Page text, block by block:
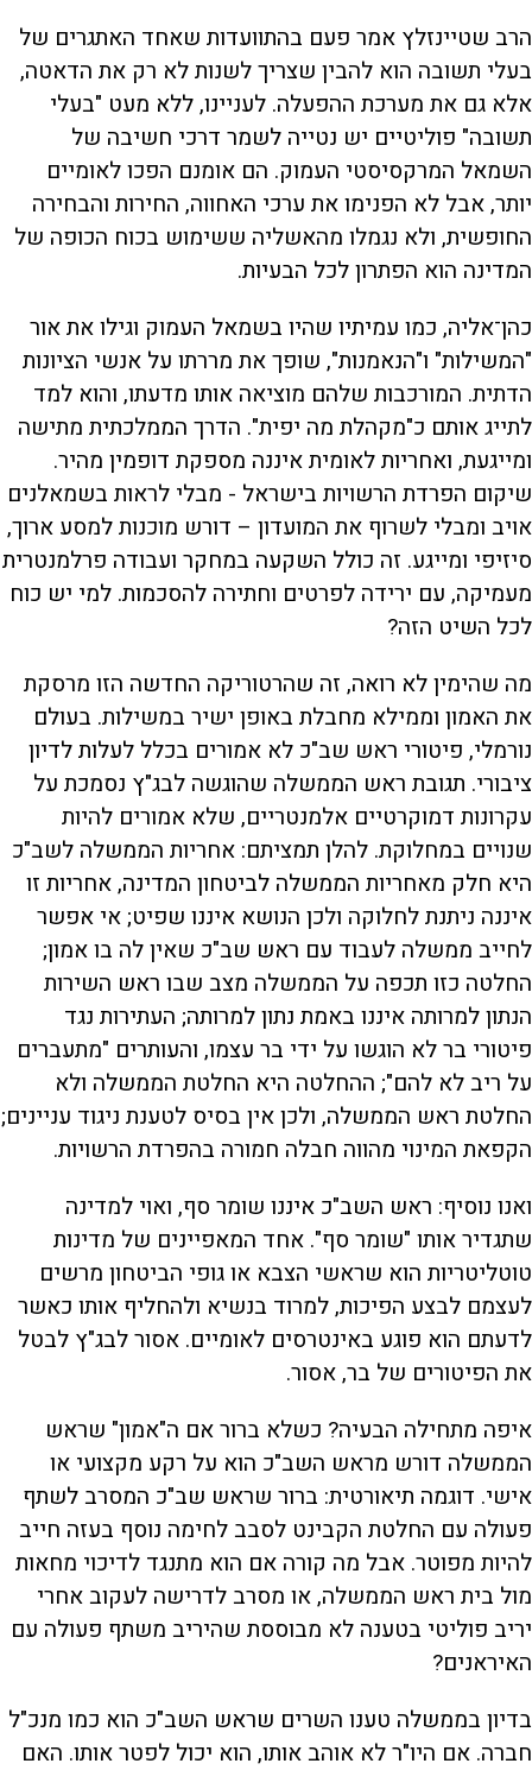
הרב שטיינזלץ אמר פעם בהתוועדות שאחד האתגרים של
בעלי תשובה הוא להבין שצריך לשנות לא רק את הדאטה,
אלא גם את מערכת ההפעלה. לעניינו, ללא מעט "בעלי
תשובה" פוליטיים יש נטייה לשמר דרכי חשיבה של
השמאל המרקסיסטי העמוק. הם אומנם הפכו לאומיים
יותר, אבל לא הפנימו את ערכי האחווה, החירות והבחירה
החופשית, ולא נגמלו מהאשליה ששימוש בכוח הכופה של
המדינה הוא הפתרון לכל הבעיות.
כהן־אליה, כמו עמיתיו שהיו בשמאל העמוק וגילו את אור
"המשילות" ו"הנאמנות", שופך את מררתו על אנשי הציונות
הדתית. המורכבות שלהם מוציאה אותו מדעתו, והוא למד
לתייג אותם כ"מקהלת מה יפית". הדרך הממלכתית מתישה
ומייגעת, ואחריות לאומית איננה מספקת דופמין מהיר.
שיקום הפרדת הרשויות בישראל - מבלי לראות בשמאלנים
אויב ומבלי לשרוף את המועדון – דורש מוכנות למסע ארוך,
סיזיפי ומייגע. זה כולל השקעה במחקר ועבודה פרלמנטרית
מעמיקה, עם ירידה לפרטים וחתירה להסכמות. למי יש כוח
לכל השיט הזה?
מה שהימין לא רואה, זה שהרטוריקה החדשה הזו מרסקת
את האמון וממילא מחבלת באופן ישיר במשילות. בעולם
נורמלי, פיטורי ראש שב"כ לא אמורים בכלל לעלות לדיון
ציבורי. תגובת ראש הממשלה שהוגשה לבג"ץ נסמכת על
עקרונות דמוקרטיים אלמנטריים, שלא אמורים להיות
שנויים במחלוקת. להלן תמציתם: אחריות הממשלה לשב"כ
היא חלק מאחריות הממשלה לביטחון המדינה, אחריות זו
איננה ניתנת לחלוקה ולכן הנושא איננו שפיט; אי אפשר
לחייב ממשלה לעבוד עם ראש שב"כ שאין לה בו אמון;
החלטה כזו תכפה על הממשלה מצב שבו ראש השירות
הנתון למרותה איננו באמת נתון למרותה; העתירות נגד
פיטורי בר לא הוגשו על ידי בר עצמו, והעותרים "מתעברים
על ריב לא להם"; ההחלטה היא החלטת הממשלה ולא
החלטת ראש הממשלה, ולכן אין בסיס לטענת ניגוד עניינים;
הקפאת המינוי מהווה חבלה חמורה בהפרדת הרשויות.
ואנו נוסיף: ראש השב"כ איננו שומר סף, ואוי למדינה
שתגדיר אותו "שומר סף". אחד המאפיינים של מדינות
טוטליטריות הוא שראשי הצבא או גופי הביטחון מרשים
לעצמם לבצע הפיכות, למרוד בנשיא ולהחליף אותו כאשר
לדעתם הוא פוגע באינטרסים לאומיים. אסור לבג"ץ לבטל
את הפיטורים של בר, אסור.
איפה מתחילה הבעיה? כשלא ברור אם ה"אמון" שראש
הממשלה דורש מראש השב"כ הוא על רקע מקצועי או
אישי. דוגמה תיאורטית: ברור שראש שב"כ המסרב לשתף
פעולה עם החלטת הקבינט לסבב לחימה נוסף בעזה חייב
להיות מפוטר. אבל מה קורה אם הוא מתנגד לדיכוי מחאות
מול בית ראש הממשלה, או מסרב לדרישה לעקוב אחרי
יריב פוליטי בטענה לא מבוססת שהיריב משתף פעולה עם
האיראנים?
בדיון בממשלה טענו השרים שראש השב"כ הוא כמו מנכ"ל
חברה. אם היו"ר לא אוהב אותו, הוא יכול לפטר אותו. האם